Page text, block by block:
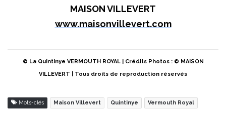
MAISON VILLEVERT
www.maisonvillevert.com
© La Quintinye VERMOUTH ROYAL | Crédits Photos : © MAISON
VILLEVERT | Tous droits de reproduction réservés
Mots-clés Maison Villevert Quintinye Vermouth Royal